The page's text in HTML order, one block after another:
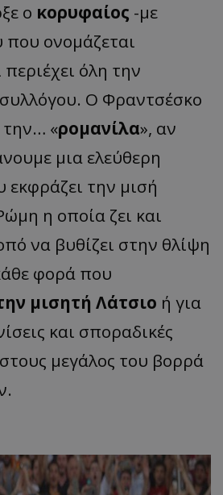
ο κορυφαίος -με
ονομάζεται
περιέχει όλη την
Ο Φραντσέσκο
την… «ρομανίλα», αν
μια ελεύθερη
την μισή
η οποία ζει και
να βυθίζει στην θλίψη
φορά που
μισητή Λάτσιο ή για
και σποραδικές
μεγάλος του βορρά